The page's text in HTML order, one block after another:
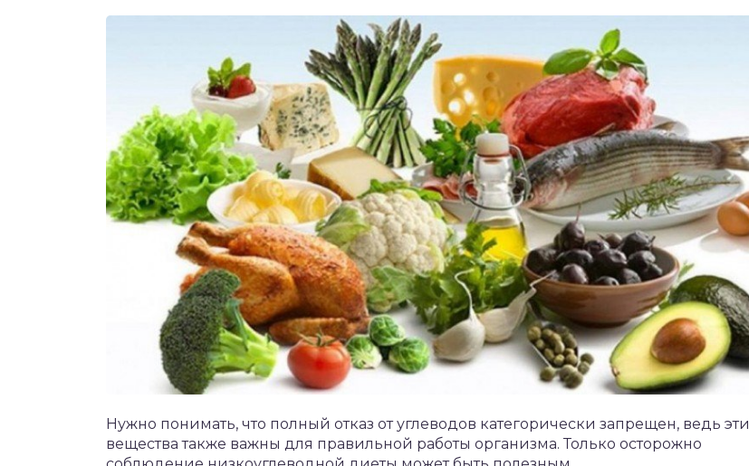
Нужно понимать, что полный отказ от углеводов категорически запрещен, ведь эти
вещества также важны для правильной работы организма. Только осторожно